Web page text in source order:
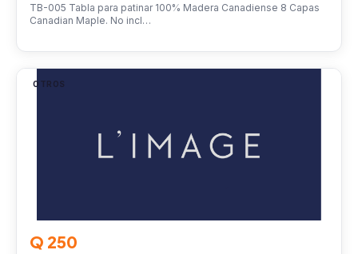
TB-005 Tabla para patinar 100% Madera Canadiense 8 Capas
Canadian Maple. No incl…
OTROS
Q 250